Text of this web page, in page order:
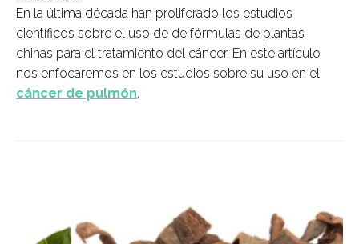
En la última década han proliferado los estudios
científicos sobre el uso de de fórmulas de plantas
chinas para el tratamiento del cáncer. En este artículo
nos enfocaremos en los estudios sobre su uso en el
cáncer de pulmón.